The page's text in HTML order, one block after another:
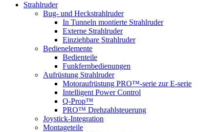
Strahlruder
Bug- und Heckstrahlruder
In Tunneln montierte Strahlruder
Externe Strahlruder
Einziehbare Strahlruder
Bedienelemente
Bedienteile
Funkfernbedienungen
Aufrüstung Strahlruder
Motoraufrüstung PRO™-serie zur E-serie
Intelligent Power Control
Q-Prop™
PRO™ Drehzahlsteuerung
Joystick-Integration
Montageteile